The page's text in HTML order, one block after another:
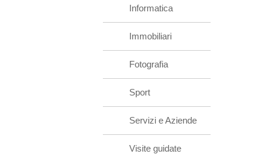
Informatica
Immobiliari
Fotografia
Sport
Servizi e Aziende
Visite guidate